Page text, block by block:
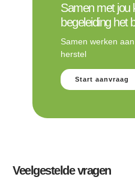
Samen met jou
begeleiding het
Samen werken
herstel
Start aanvraag
Veelgestelde vragen